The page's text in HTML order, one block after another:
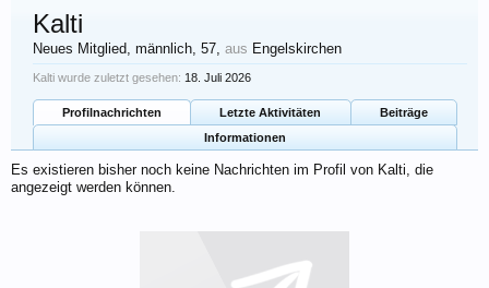
Kalti
Neues Mitglied, männlich, 57, aus Engelskirchen
Kalti wurde zuletzt gesehen: 18. Juli 2026
Profilnachrichten Letzte Aktivitäten
Beiträge
Informationen
Es existieren bisher noch keine Nachrichten im Profil von Kalti, die
angezeigt werden können.